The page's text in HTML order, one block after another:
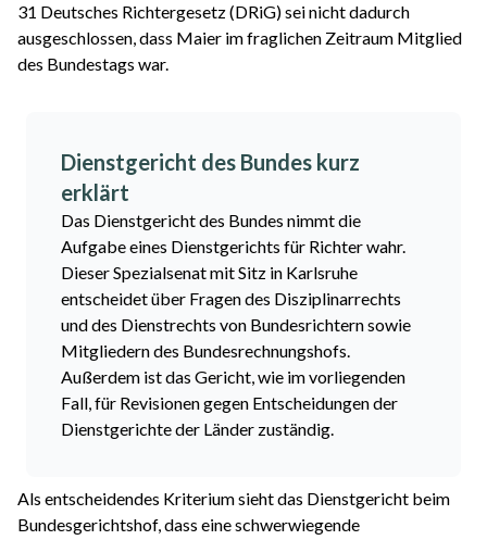
31 Deutsches Richtergesetz (DRiG) sei nicht dadurch
ausgeschlossen, dass Maier im fraglichen Zeitraum Mitglied
des Bundestags war.
Dienstgericht des Bundes kurz
erklärt
Das Dienstgericht des Bundes nimmt die
Aufgabe eines Dienstgerichts für Richter wahr.
Dieser Spezialsenat mit Sitz in Karlsruhe
entscheidet über Fragen des Disziplinarrechts
und des Dienstrechts von Bundesrichtern sowie
Mitgliedern des Bundesrechnungshofs.
Außerdem ist das Gericht, wie im vorliegenden
Fall, für Revisionen gegen Entscheidungen der
Dienstgerichte der Länder zuständig.
Als entscheidendes Kriterium sieht das Dienstgericht beim
Bundesgerichtshof, dass eine schwerwiegende